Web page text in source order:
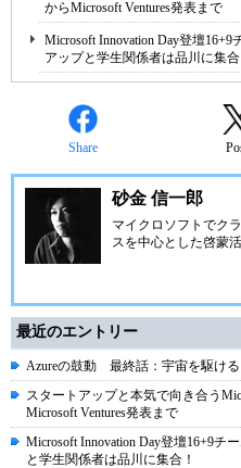
からMicrosoft Ventures発表まで
Microsoft Innovation Day登壇
アップと学生関係者は品川に集合
Share
砂金 信一郎
マイクロソフトでク
スを中心とした啓蒙
最近のエントリー
Azureの鼓動 最終話：宇宙を駆け
スタートアップと本気で向き合う
Microsoft Ventures発表まで
Microsoft Innovation Day登壇16+9チ
と学生関係者は品川に集合！